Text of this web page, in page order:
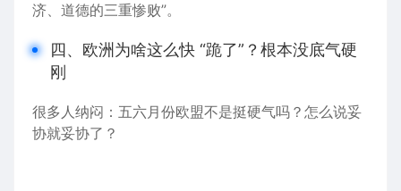
济、道德的三重惨败”。
四、欧洲为啥这么快 “跪了”？根本没底气硬
刚
很多人纳闷：五六月份欧盟不是挺硬气吗？怎么说妥
协就妥协了？